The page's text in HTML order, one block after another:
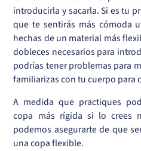
introducirla y sacarla. Si es tu
que te sentirás más cómoda
hechas de un material más
dobleces necesarios para
podrías tener problemas para
familiarizas con tu cuerpo para
A medida que practiques
copa más rígida si lo crees
podemos asegurarte de que
una copa flexible.